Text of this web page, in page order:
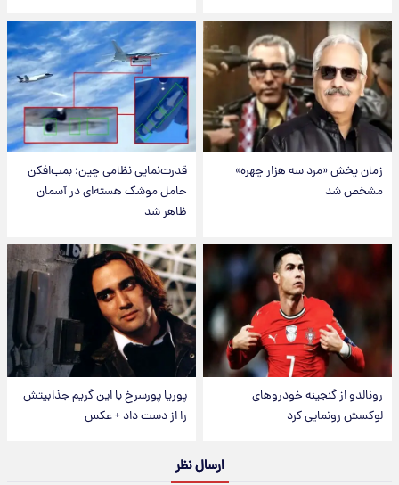
زمان پخش «مرد سه هزار چهره»
مشخص شد
قدرت‌نمایی نظامی چین؛ بمب‌افکن
حامل موشک هسته‌ای در آسمان
ظاهر شد
رونالدو از گنجینه خودروهای
لوکسش رونمایی کرد
پوریا پورسرخ با این گریم جذابیتش
را از دست داد + عکس
ارسال نظر